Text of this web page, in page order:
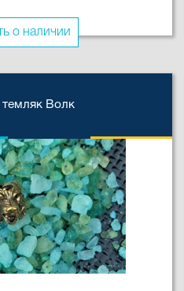
о наличии
темляк Волк